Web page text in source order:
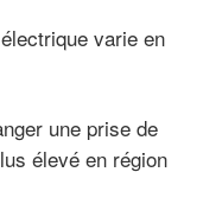
varie en
une prise de
élevé en région